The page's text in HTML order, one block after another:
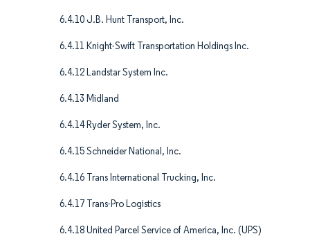
6.4.10 J.B. Hunt Transport, Inc.
6.4.11 Knight-Swift Transportation Holdings Inc.
6.4.12 Landstar System Inc.
6.4.13 Midland
6.4.14 Ryder System, Inc.
6.4.15 Schneider National, Inc.
6.4.16 Trans International Trucking, Inc.
6.4.17 Trans-Pro Logistics
6.4.18 United Parcel Service of America, Inc. (UPS)